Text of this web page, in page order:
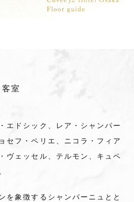
室
エドシック、レア・シャンパー
セフ・ペリエ、ニコラ・フィア
ヴェッセル、テルモン、キュペ
を象徴するシャンパーニュとと